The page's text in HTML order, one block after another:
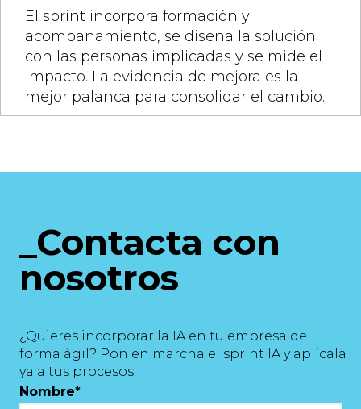
El sprint incorpora formación y
acompañamiento, se diseña la solución
con las personas implicadas y se mide el
impacto. La evidencia de mejora es la
mejor palanca para consolidar el cambio.
_Contacta con
nosotros
¿Quieres incorporar la IA en tu empresa de
forma ágil? Pon en marcha el sprint IA y aplícala
ya a tus procesos.
Nombre*